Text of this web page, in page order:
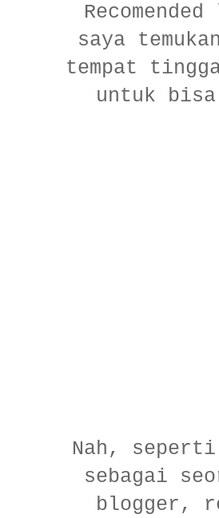
saya
tempat
untuk
Nah,
sebagai
blogger,